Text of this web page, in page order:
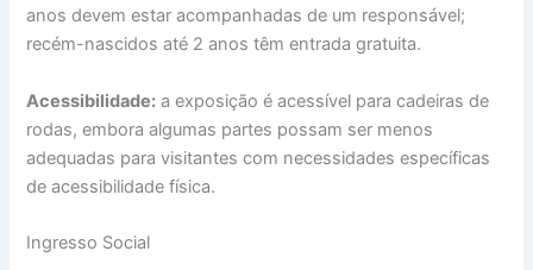
anos devem estar acompanhadas de um responsável;
recém-nascidos até 2 anos têm entrada gratuita.
Acessibilidade: a exposição é acessível para cadeiras de
rodas, embora algumas partes possam ser menos
adequadas para visitantes com necessidades específicas
de acessibilidade física.
Ingresso Social